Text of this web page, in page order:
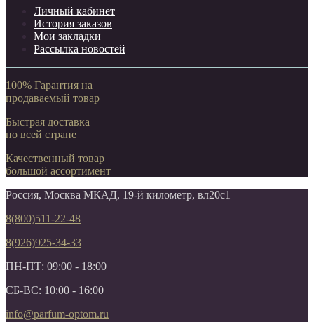
Личный кабинет
История заказов
Мои закладки
Рассылка новостей
100% Гарантия на
продаваемый товар
Быстрая доставка
по всей стране
Качественный товар
большой ассортимент
Россия, Москва МКАД, 19-й километр, вл20с1
8(800)511-22-48
8(926)925-34-33
ПН-ПТ: 09:00 - 18:00
СБ-ВС: 10:00 - 16:00
info@parfum-optom.ru